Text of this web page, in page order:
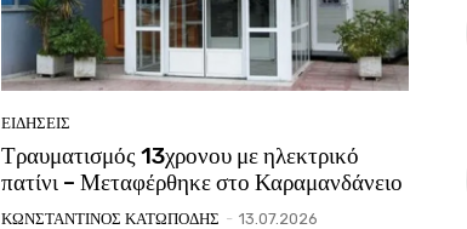
ΕΙΔΗΣΕΙΣ
Τραυματισμός 13χρονου με ηλεκτρικό
πατίνι – Μεταφέρθηκε στο Καραμανδάνειο
ΚΩΝΣΤΑΝΤΙΝΟΣ ΚΑΤΩΠΟΔΗΣ - 13.07.2026